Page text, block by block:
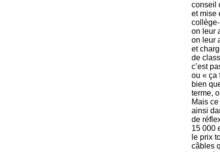
conseil
et mise
on leur
on leur
et
de
c’est
ou « ça
bien
terme,
Mais
ainsi
de
15 000
le prix
câbles